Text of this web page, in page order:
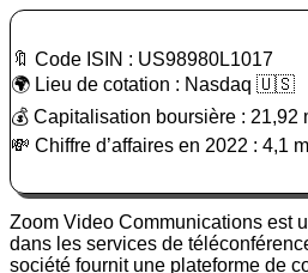
🔖 Code ISIN : US98980L1017
🌍 Lieu de cotation : Nasdaq 🇺🇸
💰 Capitalisation boursière : 21,92
💸 Chiffre d’affaires en 2022 : 4,1
Zoom Video Communications est
dans les services de
société fournit une plateforme de